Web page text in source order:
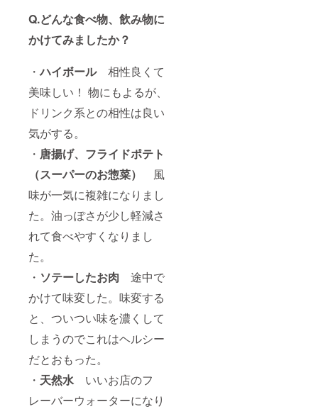
Q.どんな食べ物、飲み物に
かけてみましたか？
・ハイボール相性良くて
美味しい！ 物にもよるが、
ドリンク系との相性は良い
気がする。
・ 唐揚げ、フライドポテト
（スーパーのお惣菜）
風
味が一気に複雑になりまし
た。油っぽさが少し軽減さ
れて食べやすくなりまし
た。
・ ソテーしたお肉 途中で
かけて味変した。味変する
と、ついつい味を濃くして
しまうのでこれはヘルシー
だとおもった。
・ 天然水 いいお店のフ
レーバーウォーターになり